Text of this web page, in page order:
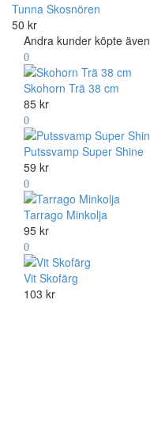
Tunna Skosnören
50 kr
Andra kunder köpte även
Skohorn Trä 38 cm
85 kr
Putssvamp Super Shine
59 kr
Tarrago Minkolja
95 kr
Vit Skofärg
103 kr